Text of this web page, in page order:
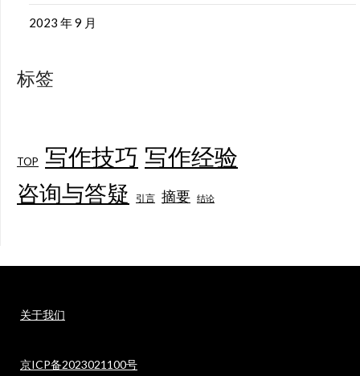
2023 年 9 月
标签
TOP 写作技巧 写作经验
咨询与答疑 引言 摘要 结论
关于我们
京ICP备2023021100号